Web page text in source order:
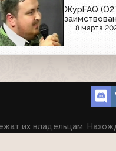
ЖурFAQ
8 марта
их владельцам.